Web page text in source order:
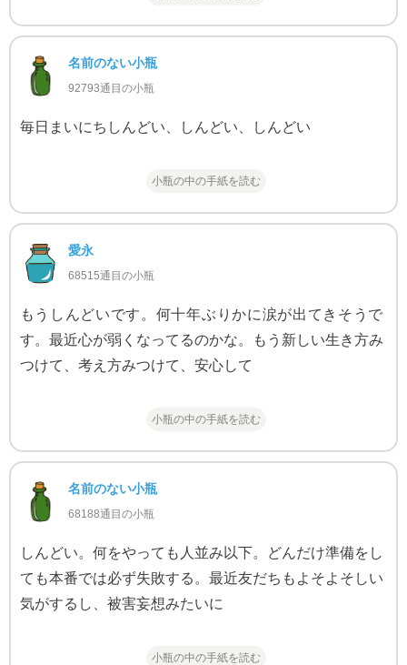
名前のない小瓶
92793通目の小瓶
毎日まいにちしんどい、しんどい、しんどい
小瓶の中の手紙を読む
愛永
68515通目の小瓶
もうしんどいです。何十年ぶりかに涙が出てきそうで
す。最近心が弱くなってるのかな。もう新しい生き方み
つけて、考え方みつけて、安心して
小瓶の中の手紙を読む
名前のない小瓶
68188通目の小瓶
しんどい。何をやっても人並み以下。どんだけ準備をし
ても本番では必ず失敗する。最近友だちもよそよそしい
気がするし、被害妄想みたいに
小瓶の中の手紙を読む